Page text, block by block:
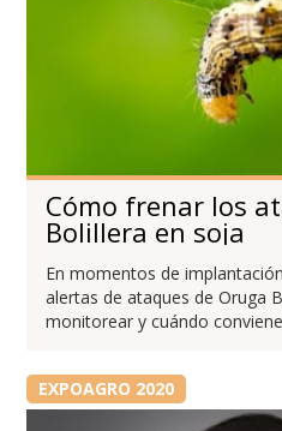
Cómo frenar los
Bolillera en soja
En momentos de
alertas de ataques de Oruga
monitorear y cuándo
EXPOAGRO 2020